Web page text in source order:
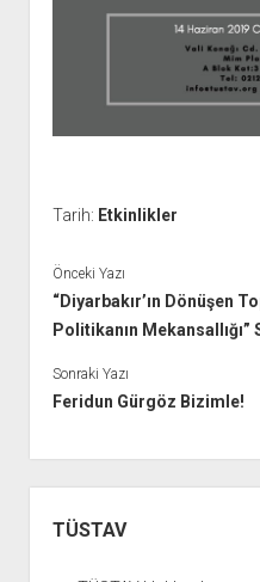
Tarih: Etkinlikler
Önceki Yazı
“Diyarbakır’ın Dönüşen
Politikanın Mekansallığı”
Sonraki Yazı
Feridun Gürgöz Bizimle!
Menü
TÜSTAV